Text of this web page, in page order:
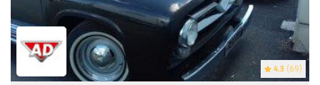
4.3 (69)